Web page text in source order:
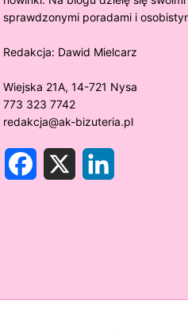
sprawdzonymi poradami i
Redakcja: Dawid Mielcarz
Wiejska 21A, 14-721 Nysa
773 323 7742
redakcja@ak-bizuteria.pl
X